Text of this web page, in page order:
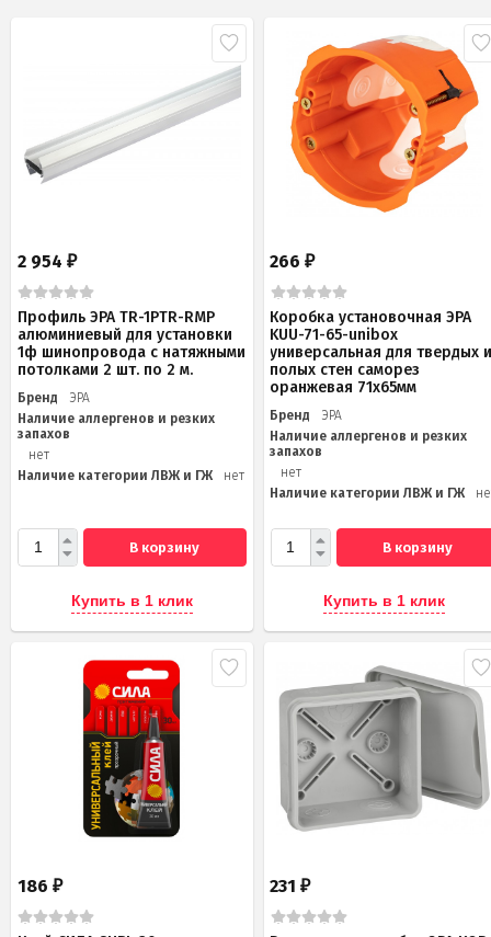
2 954 ₽
Профиль ЭРА TR-1PTR-RMP
алюминиевый для установки
1ф шинопровода с натяжными
потолками 2 шт. по 2 м.
Бренд
ЭРА
Наличие аллергенов и резких
запахов
нет
Наличие категории ЛВЖ и ГЖ
нет
В корзину
Купить в 1 клик
266₽
Коробка установочная ЭРА
KUU-71-65-unibox
универсальная для твердых
полых стен саморез
оранжевая 71х65мм
Бренд
ЭРА
Наличие аллергенов и резких
запахов
нет
Наличие категории ЛВЖ и ГЖ
В корзину
Купить в 1 клик
186 ₽ 231₽